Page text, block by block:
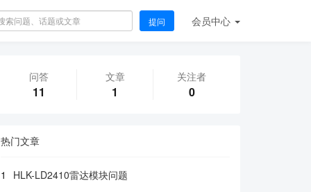
提问 会员中心
问答
11
文章
1
关注者
0
热门文章
1
HLK-LD2410雷达模块问题